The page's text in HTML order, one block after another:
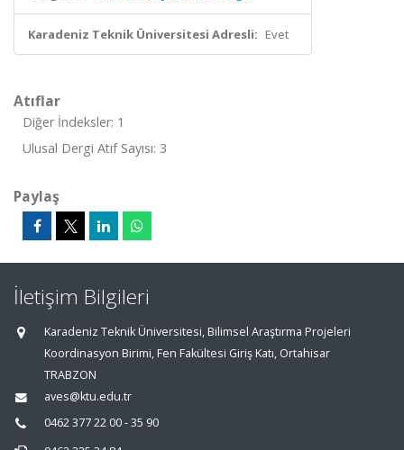
Karadeniz Teknik Üniversitesi Adresli: Evet
Atıflar
Diğer İndeksler: 1
Ulusal Dergi Atıf Sayısı: 3
Paylaş
İletişim Bilgileri
Karadeniz Teknik Üniversitesi, Bilimsel Araştırma Projeleri
Koordinasyon Birimi, Fen Fakültesi Giriş Katı, Ortahisar
TRABZON
aves@ktu.edu.tr
0462 377 22 00 - 35 90